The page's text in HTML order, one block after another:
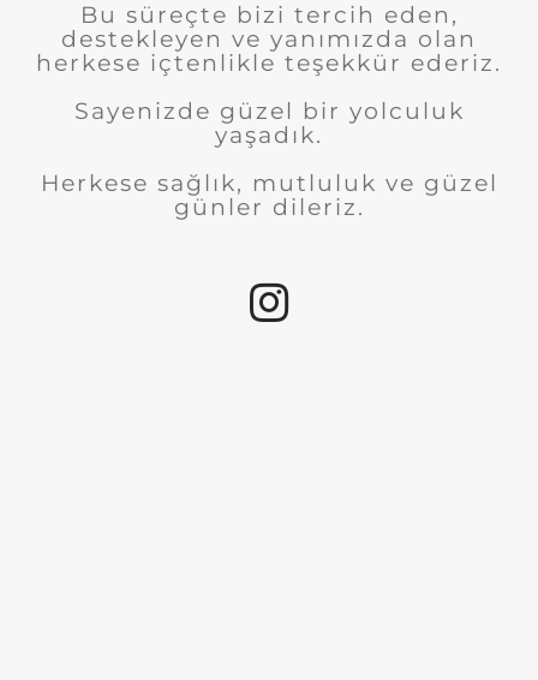
Bu süreçte bizi tercih eden,
destekleyen ve yanımızda olan
herkese içtenlikle teşekkür ederiz.
Sayenizde güzel bir yolculuk
yaşadık.
Herkese sağlık, mutluluk ve güzel
günler dileriz.